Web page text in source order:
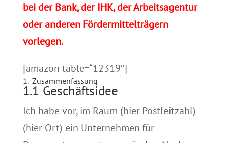
bei der Bank, der IHK, der Arbeitsagentur
oder anderen Fördermittelträgern
vorlegen.
[amazon table=“12319″]
1. Zusammenfassung
1.1 Geschäftsidee
Ich habe vor, im Raum (hier Postleitzahl)
(hier Ort) ein Unternehmen für